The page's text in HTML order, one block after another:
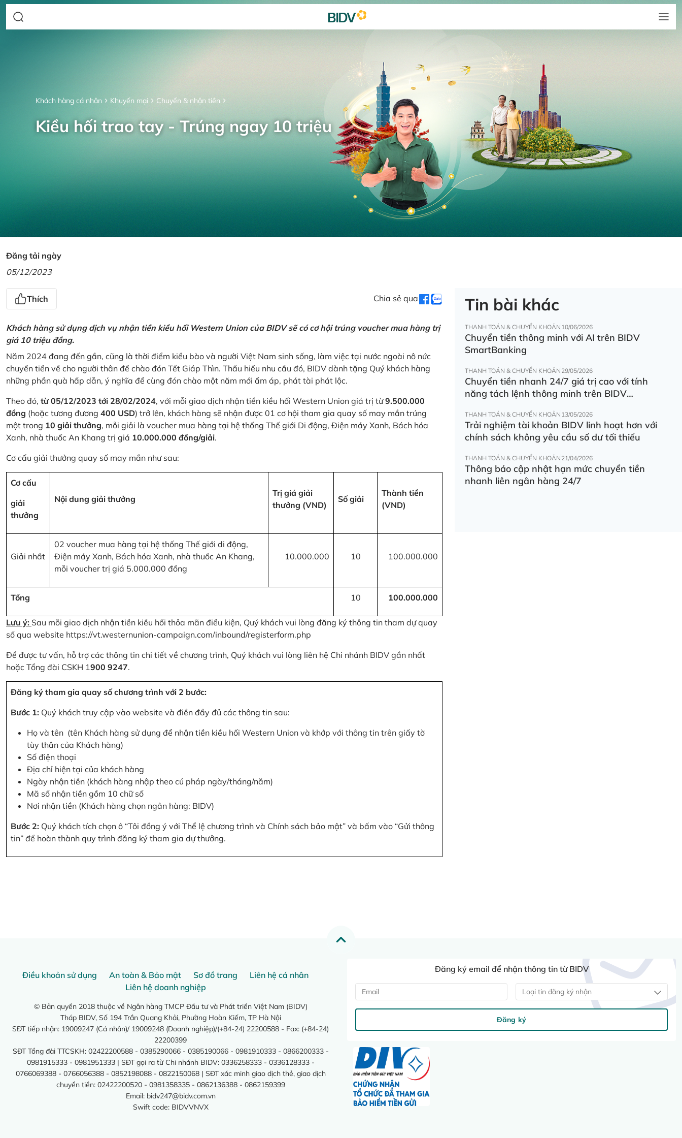
Khách hàng cá nhân Khuyến mại Chuyển & nhận tiền
Kiều hối trao tay - Trúng ngay 10 triệu
Đăng tải ngày
05/12/2023
Thích Chia sẻ qua
Khách hàng sử dụng dịch vụ nhận tiền kiều hối Western Union của BIDV sẽ có cơ hội trúng voucher mua hàng trị
giá 10 triệu đồng.
Năm 2024 đang đến gần, cũng là thời điểm kiều bào và người Việt Nam sinh sống, làm việc tại nước ngoài nô nức
chuyển tiền về cho người thân để chào đón Tết Giáp Thìn. Thấu hiểu nhu cầu đó, BIDV dành tặng Quý khách hàng
những phần quà hấp dẫn, ý nghĩa để cùng đón chào một năm mới ấm áp, phát tài phát lộc.
Theo đó, từ 05/12/2023 tới 28/02/2024, với mỗi giao dịch nhận tiền kiều hối Western Union giá trị từ9.500.000
đồng (hoặc tương đương 400 USD) trở lên, khách hàng sẽ nhận được 01 cơ hội tham gia quay số may mắn trúng
một trong 10 giải thưởng, mỗi giải là voucher mua hàng tại hệ thống Thế giới Di động, Điện máy Xanh, Bách hóa
Xanh, nhà thuốc An Khang trị giá 10.000.000 đồng/giải.
Cơ cấu giải thưởng quay số may mắn như sau:
Cơ cấu
giải
thưởng
Nội dung giải thưởng
Trị giá giải
thưởng (VND)
Số giải
Thành tiền
(VND)
Giải nhất
02 voucher mua hàng tại hệ thống Thế giới di động,
Điện máy Xanh, Bách hóa Xanh, nhà thuốc An Khang,
mỗi voucher trị giá 5.000.000 đồng
10.000.000 10 100.000.000
Tổng 10 100.000.000
Lưu ý: Sau mỗi giao dịch nhận tiền kiều hối thỏa mãn điều kiện, Quý khách vui lòng đăng ký thông tin tham dự quay
số qua website https://vt.westernunion-campaign.com/inbound/registerform.php
Để được tư vấn, hỗ trợ các thông tin chi tiết về chương trình, Quý khách vui lòng liên hệ Chi nhánh BIDV gần nhất
hoặc Tổng đài CSKH 1900 9247.
Đăng ký tham gia quay số chương trình với 2 bước:
Bước 1: Quý khách truy cập vào website và điền đầy đủ các thông tin sau:
Họ và tên (tên Khách hàng sử dụng để nhận tiền kiều hối Western Union và khớp với thông tin trên giấy tờ
tùy thân của Khách hàng)
Số điện thoại
Địa chỉ hiện tại của khách hàng
Ngày nhận tiền (khách hàng nhập theo cú pháp ngày/tháng/năm)
Mã số nhận tiền gồm 10 chữ số
Nơi nhận tiền (Khách hàng chọn ngân hàng: BIDV)
Bước 2: Quý khách tích chọn ô “Tôi đồng ý với Thể lệ chương trình và Chính sách bảo mật” và bấm vào “Gửi thông
tin” để hoàn thành quy trình đăng ký tham gia dự thưởng.
Tin bài khác
THANH TOÁN & CHUYỂN KHOẢN 10/06/2026
Chuyển tiền thông minh với AI trên BIDV
SmartBanking
THANH TOÁN & CHUYỂN KHOẢN 29/05/2026
Chuyển tiền nhanh 24/7 giá trị cao với tính
năng tách lệnh thông minh trên BIDV
THANH TOÁN & CHUYỂN KHOẢN 13/05/2026
Trải nghiệm tài khoản BIDV linh hoạt hơn với
chính sách không yêu cầu số dư tối thiểu
THANH TOÁN & CHUYỂN KHOẢN 21/04/2026
Thông báo cập nhật hạn mức chuyển tiền
nhanh liên ngân hàng 24/7
Điều khoản sử dụng An toàn & Bảo mật Sơ đồ trang
Liên hệ cá nhân
Liên hệ doanh nghiệp
© Bản quyền 2018 thuộc về Ngân hàng TMCP Đầu tư và Phát triển Việt Nam (BIDV)
Tháp BIDV, Số 194 Trần Quang Khải, Phường Hoàn Kiếm, TP Hà Nội
SĐT tiếp nhận: 19009247 (Cá nhân)/ 19009248 (Doanh nghiệp)/(+84-24) 22200588 - Fax: (+84-24)
22200399
SĐT Tổng đài TTCSKH: 02422200588 - 0385290066 - 0385190066 - 0981910333 - 0866200333 -
0981915333 - 0981951333 | SĐT gọi ra từ Chi nhánh BIDV: 0336258333 - 0336128333 -
0766069388 - 0766056388 - 0852198088 - 0822150068 | SĐT xác minh giao dịch thẻ, giao dịch
chuyển tiền: 02422200520 - 0981358335 - 0862136388 - 0862159399
Email: bidv247@bidv.com.vn
Swift code: BIDVVNVX
Đăng ký email để nhận thông tin từ BIDV
Loại tin đăng ký nhận
Đăng ký